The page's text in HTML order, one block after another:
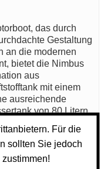
das durch
Gestaltung
an die modernen
bietet die Nimbus
aus
mit einem
ausreichende
von 80 Litern
Abwassertank
von Vorteil sein
Für die
sollten Sie jedoch